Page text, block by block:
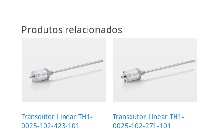
Produtos relacionados
Transdutor Linear TH1-
0025-102-423-101
Transdutor Linear TH1-
0025-102-271-101